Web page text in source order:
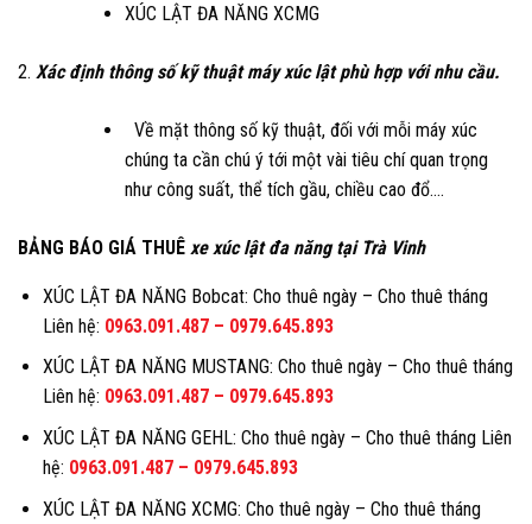
XÚC LẬT ĐA NĂNG XCMG
2. Xác định thông số kỹ thuật máy xúc lật phù hợp với nhu cầu.
Về mặt thông số kỹ thuật, đối với mỗi máy xúc
chúng ta cần chú ý tới một vài tiêu chí quan trọng
như công suất, thể tích gầu, chiều cao đổ….
BẢNG BÁO GIÁ THUÊ xe xúc lật đa năng tại Trà Vinh
XÚC LẬT ĐA NĂNG Bobcat: Cho thuê ngày – Cho thuê tháng
Liên hệ: 0963.091.487– 0979.645.893
XÚC LẬT ĐA NĂNG MUSTANG: Cho thuê ngày – Cho thuê tháng
Liên hệ: 0963.091.487– 0979.645.893
XÚC LẬT ĐA NĂNG GEHL: Cho thuê ngày – Cho thuê tháng Liên
hệ: 0963.091.487– 0979.645.893
XÚC LẬT ĐA NĂNG XCMG: Cho thuê ngày – Cho thuê tháng